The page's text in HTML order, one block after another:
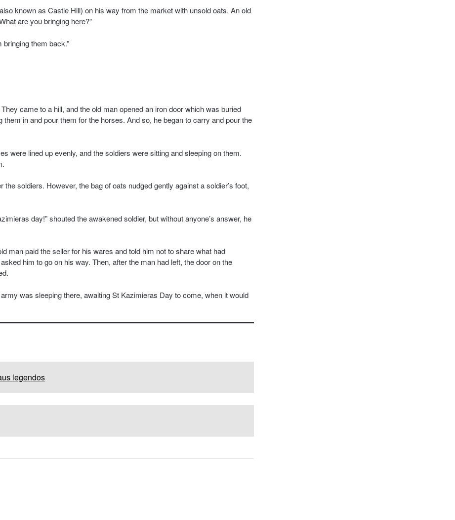
known as Castle Hill) on his way from the market with unsold oats. An old
are you bringing here?”
bringing them back.”
came to a hill, and the old man opened an iron door which was buried
in and pour them for the horses. And so, he began to carry and pour the
were lined up evenly, and the soldiers were sitting and sleeping on them.
soldiers. However, the bag of oats nudged gently against a soldier’s foot,
day!” shouted the awakened soldier, but without anyone’s answer, he
man paid the seller for his wares and told him not to share what had
him to go on his way. Then, after the man had left, the door on the
was sleeping there, awaiting St Kazimieras Day to come, when it would
legendos